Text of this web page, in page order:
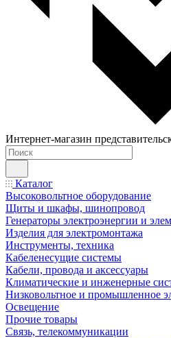
Интернет-магазин
Каталог
Высоковольтное оборудование
Щиты и шкафы, шинопровод
Генераторы электроэнергии и
Изделия для электромонтажа
Инструменты, техника
Кабеленесущие системы
Кабели, провода и аксессуары
Климатические и инженерные
Низковольтное и промышленное
Освещение
Прочие товары
Связь, телекоммуникации